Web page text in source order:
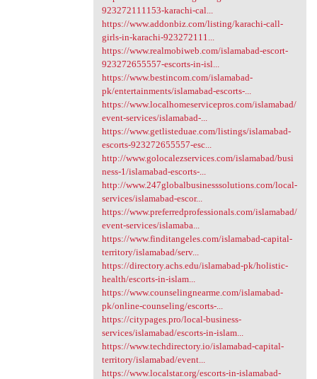
923272111153-karachi-cal...
https://www.addonbiz.com/listing/karachi-call-
girls-in-karachi-923272111...
https://www.realmobiweb.com/islamabad-escort-
923272655557-escorts-in-isl...
https://www.bestincom.com/islamabad-
pk/entertainments/islamabad-escorts-...
https://www.localhomeservicepros.com/islamabad/
event-services/islamabad-...
https://www.getlisteduae.com/listings/islamabad-
escorts-923272655557-esc...
http://www.golocalezservices.com/islamabad/busi
ness-1/islamabad-escorts-...
http://www.247globalbusinesssolutions.com/local-
services/islamabad-escor...
https://www.preferredprofessionals.com/islamabad/
event-services/islamaba...
https://www.finditangeles.com/islamabad-capital-
territory/islamabad/serv...
https://directory.achs.edu/islamabad-pk/holistic-
health/escorts-in-islam...
https://www.counselingnearme.com/islamabad-
pk/online-counseling/escorts-...
https://citypages.pro/local-business-
services/islamabad/escorts-in-islam...
https://www.techdirectory.io/islamabad-capital-
territory/islamabad/event...
https://www.localstar.org/escorts-in-islamabad-